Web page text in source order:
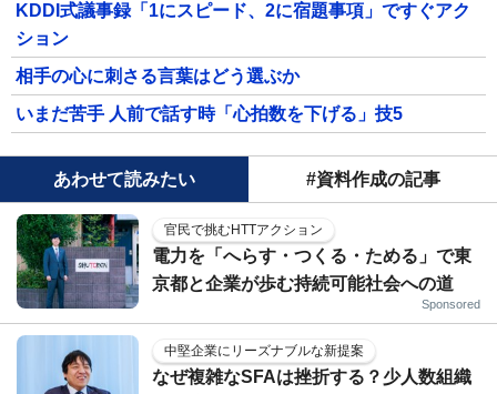
KDDI式議事録「1にスピード、2に宿題事項」ですぐアク
ション
相手の心に刺さる言葉はどう選ぶか
いまだ苦手 人前で話す時「心拍数を下げる」技5
あわせて読みたい #資料作成の記事
官民で挑むHTTアクション
電力を「へらす・つくる・ためる」で東
京都と企業が歩む持続可能社会への道
Sponsored
中堅企業にリーズナブルな新提案
なぜ複雑なSFAは挫折する？少人数組織